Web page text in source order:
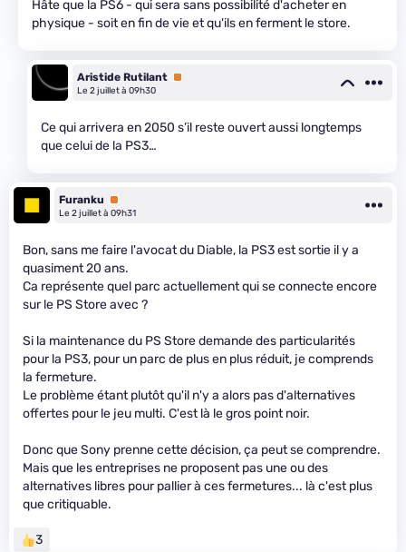
Hâte que la PS6 - qui sera sans possibilité d'acheter en
physique - soit en fin de vie et qu'ils en ferment le store.
Aristide Rutilant Premium
Le 2 juillet à 09h30
Ce qui arrivera en 2050 s’il reste ouvert aussi longtemps
que celui de la PS3…
Furanku
Premium
Le 2 juillet à 09h31
Bon, sans me faire l'avocat du Diable, la PS3 est sortie il y a
quasiment 20 ans.
Ca représente quel parc actuellement qui se connecte encore
sur le PS Store avec ?
Si la maintenance du PS Store demande des particularités
pour la PS3, pour un parc de plus en plus réduit, je comprends
la fermeture.
Le problème étant plutôt qu'il n'y a alors pas d'alternatives
offertes pour le jeu multi. C'est là le gros point noir.
Donc que Sony prenne cette décision, ça peut se comprendre.
Mais que les entreprises ne proposent pas une ou des
alternatives libres pour pallier à ces fermetures... là c'est plus
que critiquable.
3